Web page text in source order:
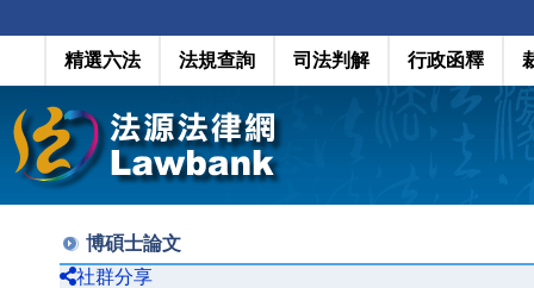
精選六法 法規查詢 司法判解 行政函釋
博碩士論文
社群分享